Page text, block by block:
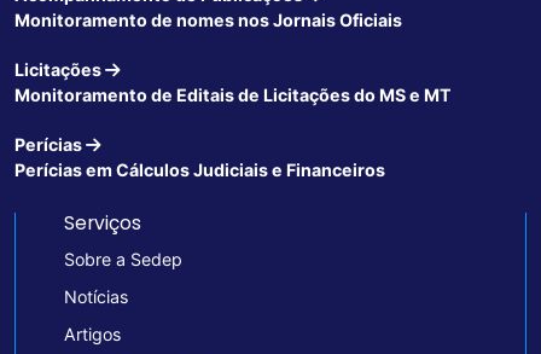
Monitoramento de nomes nos Jornais Oficiais
Licitações
Monitoramento de Editais de Licitações do MS e MT
Perícias
Perícias em Cálculos Judiciais e Financeiros
Serviços
Sobre a Sedep
Notícias
Artigos